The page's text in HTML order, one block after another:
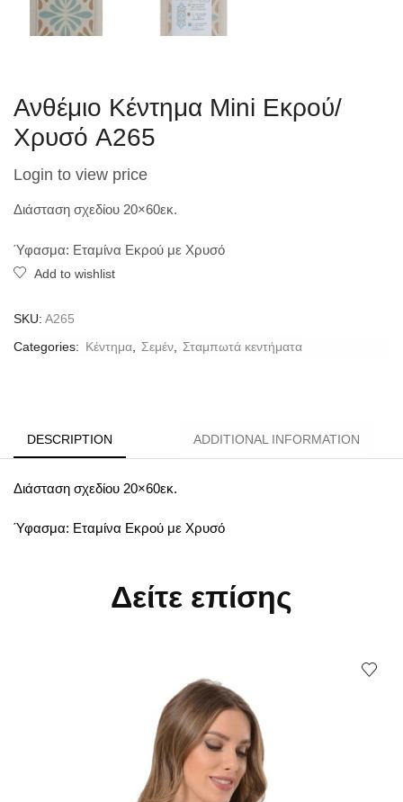
Ανθέμιο Κέντημα Mini Εκρού/
Χρυσό A265
Login to view price
Διάσταση σχεδίου 20×60εκ.
Ύφασμα: Εταμίνα Εκρού με Χρυσό
Add to wishlist
SKU: A265
Categories: Κέντημα Σεμέν Σταμπωτά κεντήματα
DESCRIPTION ADDITIONAL INFORMATION
Διάσταση σχεδίου 20×60εκ.
Ύφασμα: Εταμίνα Εκρού με Χρυσό
Δείτε επίσης